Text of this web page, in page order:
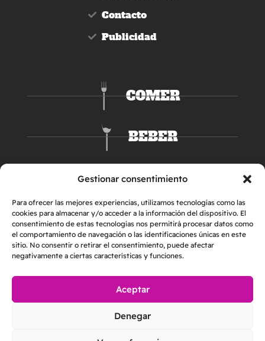
Gestionar consentimiento
Para ofrecer las mejores experiencias, utilizamos tecnologías como las
cookies para almacenar y/o acceder a la información del dispositivo. El
consentimiento de estas tecnologías nos permitirá procesar datos como
el comportamiento de navegación o las identificaciones únicas en este
sitio. No consentir o retirar el consentimiento, puede afectar
negativamente a ciertas características y funciones.
Aceptar
Denegar
Contacto
Publicidad
COMER
BEBER
DORMIR
2026 © Helper & Friends S.L. | Todos los derechos reservados